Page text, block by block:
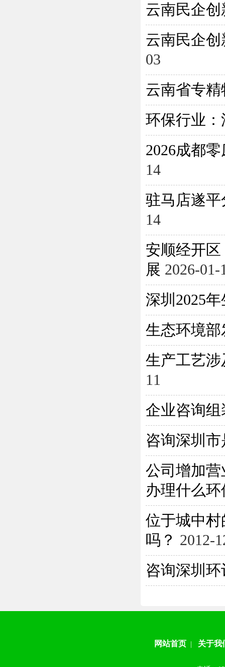
云南民企
云南民企
03
云南省专
环保行业
2026成都
14
驻马店遂平
14
安顺经开
展 2026-01-
深圳2025
生态环境
生产工艺
11
企业咨询
咨询深圳
公司增加
办理什么
位于城中
吗？ 2012-
咨询深圳
网站首页 关于我